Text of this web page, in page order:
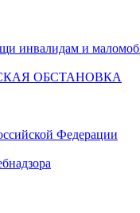
инвалидам и
ОБСТАНОВКА
Федерации